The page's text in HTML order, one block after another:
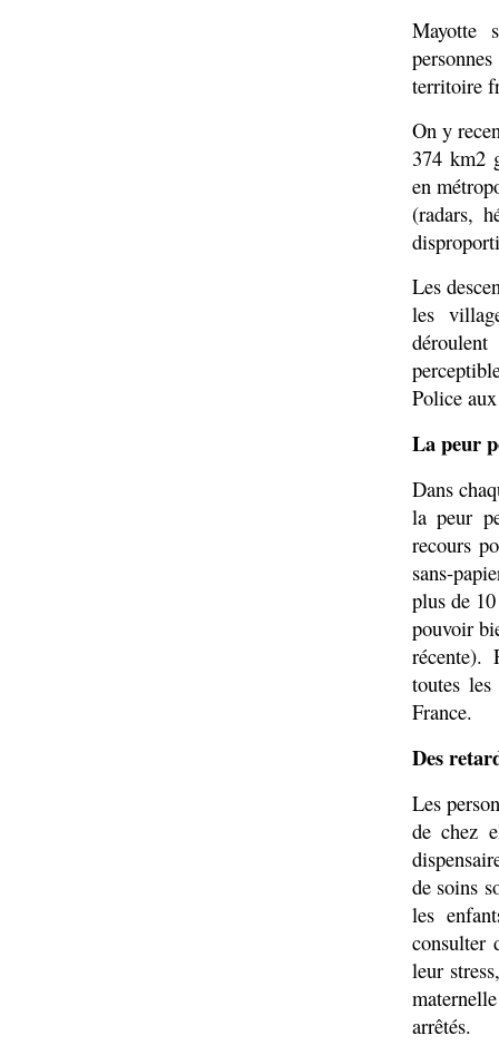
Mayotte
territoire
On y
374 km2
en
(radars,
Les
les
Police
La peur
Dans
la peur
recours
sans-
plus de
pouvoir
récente).
toutes
France.
Des
Les
de chez
de soins
les
consulter
leur
arrêtés.